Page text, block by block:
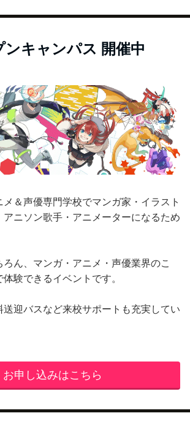
ンキャンパス 開催中
＆声優専門学校でマンガ家・イラスト
アニソン歌手・アニメーターになるため
ん、マンガ・アニメ・声優業界のこ
験できるイベントです。
迎バスなど来校サポートも充実してい
お申し込みはこちら